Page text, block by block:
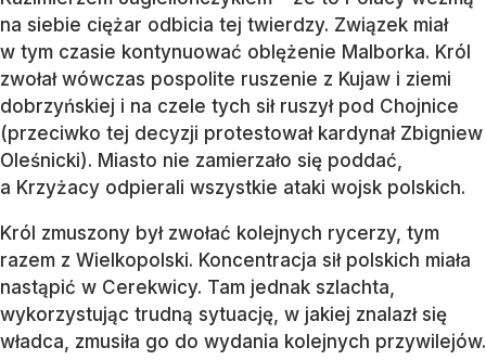
na siebie ciężar odbicia tej twierdzy. Związek miał
w tym czasie kontynuować oblężenie Malborka. Król
zwołał wówczas pospolite ruszenie z Kujaw i ziemi
dobrzyńskiej i na czele tych sił ruszył pod Chojnice
(przeciwko tej decyzji protestował kardynał Zbigniew
Oleśnicki). Miasto nie zamierzało się poddać,
a Krzyżacy odpierali wszystkie ataki wojsk polskich.
Król zmuszony był zwołać kolejnych rycerzy, tym
razem z Wielkopolski. Koncentracja sił polskich miała
nastąpić w Cerekwicy. Tam jednak szlachta,
wykorzystując trudną sytuację, w jakiej znalazł się
władca, zmusiła go do wydania kolejnych przywilejów.